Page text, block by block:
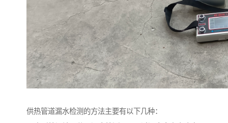
供热管道漏水检测的方法主要有以下几种：